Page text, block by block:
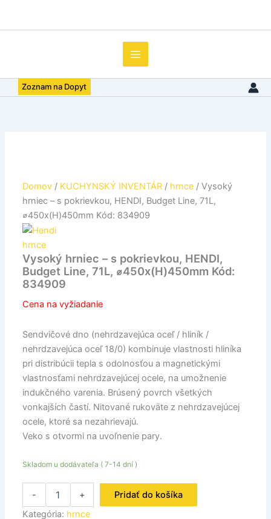
Zoznam na Dopyt
Domov / KUCHYNSKÝ INVENTÁR / hrnce / Vysoký
hrniec – s pokrievkou, HENDI, Budget Line, 71L,
⌀450x(H)450mm Kód: 834909
hrnce
Vysoký hrniec – s pokrievkou, HENDI,
Budget Line, 71L, ⌀450x(H)450mm Kód:
834909
Cena na vyžiadanie
Sendvičové dno (nehrdzavejúca oceľ / hliník /
nehrdzavejúca oceľ 18/0) kombinuje vlastnosti hliníka
pri distribúcii tepla s odolnosťou a magnetickými
vlastnosťami nehrdzavejúcej ocele, na umožnenie
indukčného varenia. Brúsený povrch všetkých
vonkajších častí. Nitované rukoväte z nehrdzavejúcej
ocele, ktoré sa nezahrievajú.
Veko s otvormi na uvoľnenie pary.
Skladom u dodávateľa ( 7-14 dní )
-
hrniec
HENDI,
Budget
+
Pridať do košíka
Kategória: hrnce